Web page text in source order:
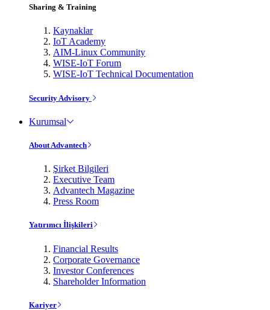
Sharing & Training
Kaynaklar
IoT Academy
AIM-Linux Community
WISE-IoT Forum
WISE-IoT Technical Documentation
Security Advisory
Kurumsal
About Advantech
Şirket Bilgileri
Executive Team
Advantech Magazine
Press Room
Yatırımcı İlişkileri
Financial Results
Corporate Governance
Investor Conferences
Shareholder Information
Kariyer